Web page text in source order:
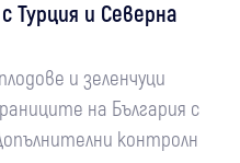
Турция и Северна
и зеленчуци
на България с
контролн